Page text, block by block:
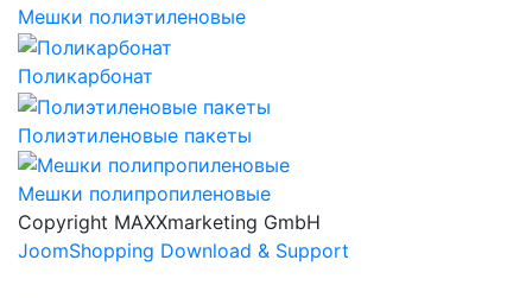
Мешки полиэтиленовые
Поликарбонат
Полиэтиленовые пакеты
Мешки полипропиленовые
Copyright MAXXmarketing GmbH
JoomShopping Download & Support